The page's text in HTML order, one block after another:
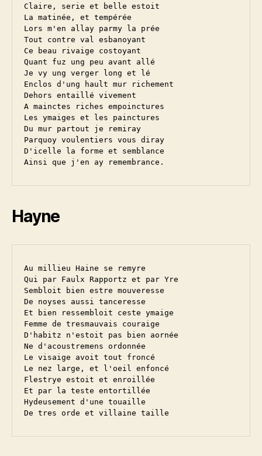
Claire, serie et belle estoit
La matinée, et tempérée
Lors m'en allay parmy la prée
Tout contre val esbanoyant
Ce beau rivaige costoyant
Quant fuz ung peu avant allé
Je vy ung verger long et lé
Enclos d'ung hault mur richement
Dehors entaillé vivement
A mainctes riches empoinctures
Les ymaiges et les painctures
Du mur partout je remiray
Parquoy voulentiers vous diray
D'icelle la forme et semblance
Hayne
Au millieu Haine se remyre
Qui par Faulx Rapportz et par Yre
Sembloit bien estre mouveresse
De noyses aussi tanceresse
Et bien ressembloit ceste ymaige
Femme de tresmauvais couraige
D'habitz n'estoit pas bien aornée
Ne d'acoustremens ordonnée
Le visaige avoit tout froncé
Le nez large, et l'oeil enfoncé
Flestrye estoit et enroillée
Et par la teste entortillée
Hydeusement d'une touaille